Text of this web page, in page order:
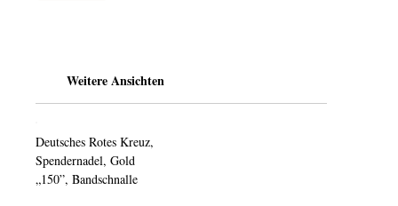
Weitere Ansichten
Deutsches Rotes Kreuz,
Spendernadel, Gold
„150”, Bandschnalle